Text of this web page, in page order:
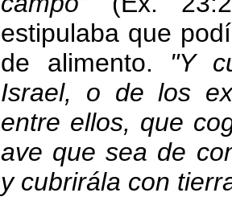
estipulaba que
de alimento. "Y
Israel, o de los
entre ellos, que
ave que sea de
y cubrirála con